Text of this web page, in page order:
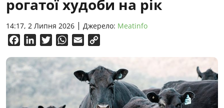
рогатої худоби на рік
14:17, 2 Липня 2026 Джерело: Meatinfo
FacebookLinkedInTwitterWhatsApp
Email